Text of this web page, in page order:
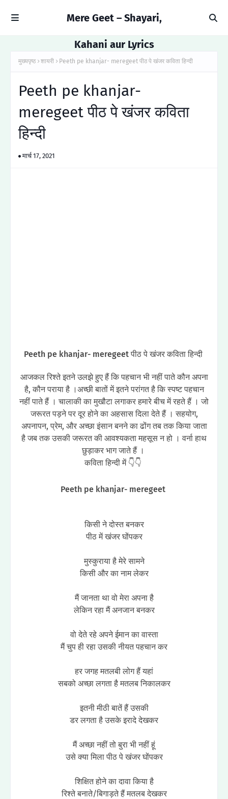
Mere Geet – Shayari,
Kahani aur Lyrics
मुख्यपृष्ठ शायरी Peeth pe khanjar- meregeet पीठ पे खंजर कविता हिन्दी
Peeth pe khanjar-
meregeet पीठ पे खंजर कविता
हिन्दी
मार्च 17, 2021
Peeth pe khanjar- meregeet पीठ पे खंजर कविता हिन्दी
आजकल रिश्ते इतने उलझे हुए हैं कि पहचान भी नहीं पाते कौन अपना
है, कौन पराया है ।अच्छी बातों में इतने परांगत है कि स्पष्ट पहचान
नहीं पाते हैं । चालाकी का मुखौटा लगाकर हमारे बीच में रहते हैं । जो
जरूरत पड़ने पर दूर होने का अहसास दिला देते हैं । सहयोग,
अपनापन, प्रेम, और अच्छा इंसान बनने का ढोंग तब तक किया जाता
है जब तक उसकी जरूरत की आवश्यकता महसूस न हो । वर्ना हाथ
छुड़ाकर भाग जाते हैं ।
कविता हिन्दी में 👇👇
Peeth pe khanjar- meregeet
किसी ने दोस्त बनकर
पीठ में खंजर घोंपकर
मुस्कुराया है मेरे सामने
किसी और का नाम लेकर
मैं जानता था वो मेरा अपना है
लेकिन रहा मैं अनजान बनकर
वो देते रहे अपने ईमान का वास्ता
मैं चुप ही रहा उसकी नीयत पहचान कर
हर जगह मतलबी लोग हैं यहां
सबको अच्छा लगता है मतलब निकालकर
इतनी मीठी बातें हैं उसकी
डर लगता है उसके इरादे देखकर
मैं अच्छा नहीं तो बुरा भी नहीं हूं
उसे क्या मिला पीठ पे खंजर घोंपकर
शिक्षित होने का दावा किया है
रिश्ते बनाते/बिगाड़ते हैं मतलब देखकर